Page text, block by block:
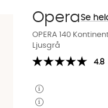
OPERA 140
Ljusgrå
OperaSe
4.8